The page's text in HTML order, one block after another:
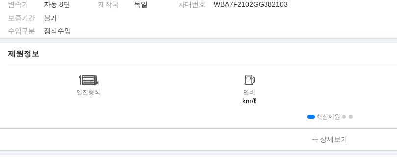
변속기
자동 8단
보증기간
불가
수입구분
정식수입
제작국
독일
차대번호
WBA7F2102GG382103
제원정보
엔진형식 연비
km/ℓ
핵심제원
상세보기